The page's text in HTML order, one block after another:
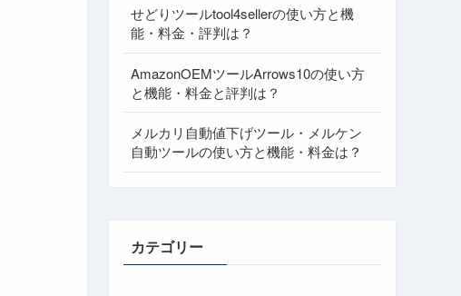
せどりツールtool4sellerの使い方と機
能・料金・評判は？
AmazonOEMツールArrows10の使い方
と機能・料金と評判は？
メルカリ自動値下げツール・メルケン
自動ツールの使い方と機能・料金は？
カテゴリー